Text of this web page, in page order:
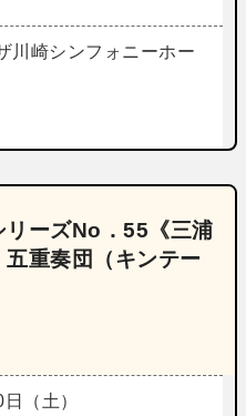
川崎シンフォニーホー
リーズNo．55《三浦
重奏団（キンテー
（土）